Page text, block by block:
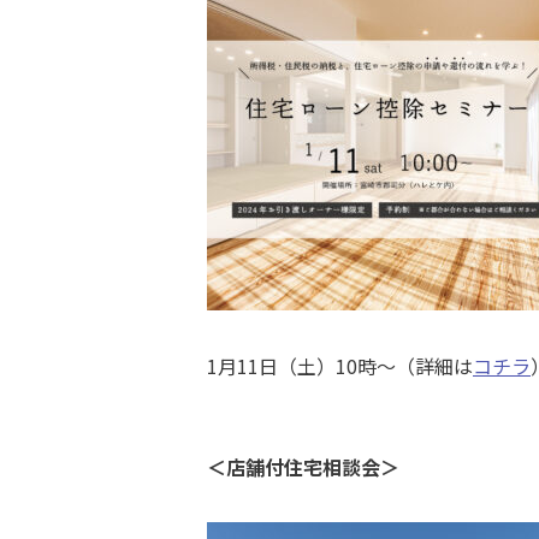
1月11日（土）10時〜（詳細はコチラ
＜店舗付住宅相談会＞